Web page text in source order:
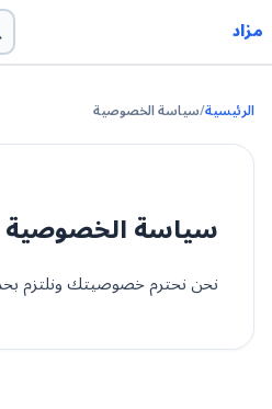
مزاد
الرئيسية/سياسة الخصوصية
سياسة الخصوصية
نحن نحترم خصوصيتك ونلتزم